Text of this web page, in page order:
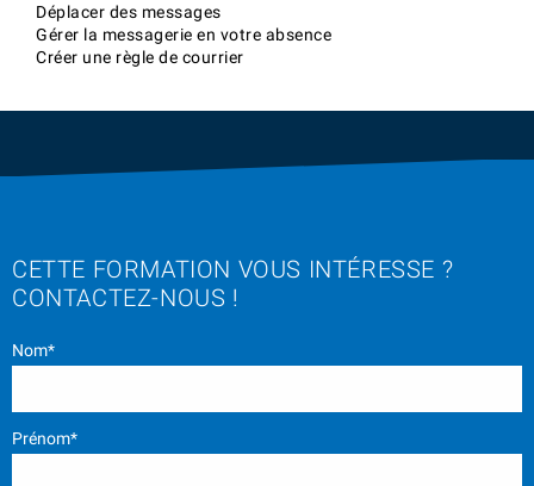
Déplacer des messages
Gérer la messagerie en votre absence
Créer une règle de courrier
CETTE FORMATION VOUS INTÉRESSE ?
CONTACTEZ-NOUS !
Nom*
Prénom*